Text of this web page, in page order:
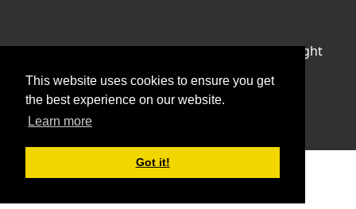
This website uses cookies to ensure you get
the best experience on our website.
Learn more
Got it!
©Copyright 2026 by INDIKATOR d.o.o., All Right
Terms Of Use|Privacy Statement
Powered by THYME SYSTEMS doo